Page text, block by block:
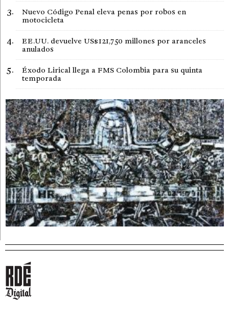
Nuevo Código Penal eleva penas por robos en
motocicleta
EE.UU. devuelve US$121,750 millones por aranceles
anulados
Éxodo Lirical llega a FMS Colombia para su quinta
temporada